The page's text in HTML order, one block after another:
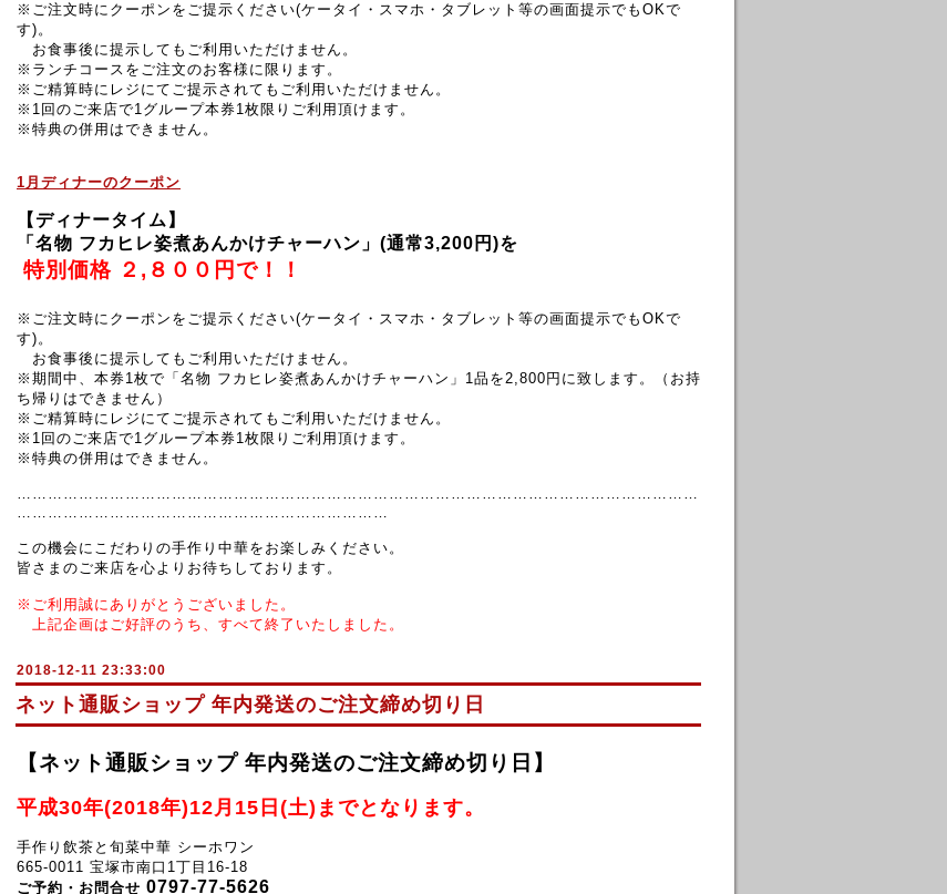
※ ご注文時にクーポンをご提示ください(ケータイ・スマホ・タブレット等の画面提示でもOKで
す)。
お食事後に提示してもご利用いただけません。
※ランチコースをご注文のお客様に限ります。
※ご精算時にレジにてご提示されてもご利用いただけません。
※1回のご来店で1グループ本券1枚限りご利用頂けます。
※特典の併用はできません。
1月ディナーのクーポン
【ディナータイム】
「名物 フカヒレ姿煮あんかけチャーハン」(通常3,200円)を
特別価格 ２,８００円で！！
※ご注文時にクーポンをご提示ください(ケータイ・スマホ・タブレット等の画面提示でもOKで
す)。
お食事後に提示してもご利用いただけません。
※期間中、本券1枚で「名物 フカヒレ姿煮あんかけチャーハン」1品を2,800円に致します。（お持
ち帰りはできません）
※ご精算時にレジにてご提示されてもご利用いただけません。
※1回のご来店で1グループ本券1枚限りご利用頂けます。
※特典の併用はできません。
……………………………………………………………………………………………………………………
…… …………………………………………………………
この機会にこだわりの手作り中華を お楽しみください。
皆さまのご来店を心よりお待ちしております。
※ご利用誠にありがとうございました。
上記企画はご好評のうち、すべて終了いたしました。
2018-12-11 23:33:00
ネット通販ショップ 年内発送のご注文締め切り日
【ネット通販ショップ 年内発送のご注文締め切り日】
平成30年(2018年)12月15日(土)までとなります。
手作り飲茶と旬菜中華 シーホワン
665-0011 宝塚市南口1丁目16-18
ご予約・お問合せ 0797-77-5626